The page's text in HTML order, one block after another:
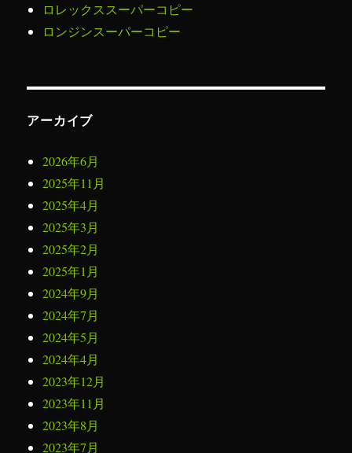
ロレックススーパーコピー
ロンジンスーパーコピー
アーカイブ
2026年6月
2025年11月
2025年4月
2025年3月
2025年2月
2025年1月
2024年9月
2024年7月
2024年5月
2024年4月
2023年12月
2023年11月
2023年8月
2023年7月